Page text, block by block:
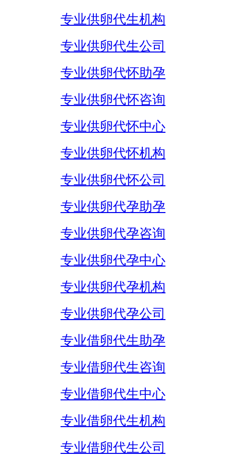
专业供卵代生机构
专业供卵代生公司
专业供卵代怀助孕
专业供卵代怀咨询
专业供卵代怀中心
专业供卵代怀机构
专业供卵代怀公司
专业供卵代孕助孕
专业供卵代孕咨询
专业供卵代孕中心
专业供卵代孕机构
专业供卵代孕公司
专业借卵代生助孕
专业借卵代生咨询
专业借卵代生中心
专业借卵代生机构
专业借卵代生公司